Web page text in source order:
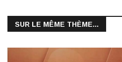
SUR LE MÊME THÈME...